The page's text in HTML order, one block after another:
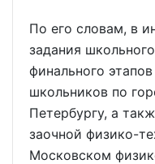
По его словам, в
задания
финального
школьников по
Петербургу, а
заочной физико-
Московском